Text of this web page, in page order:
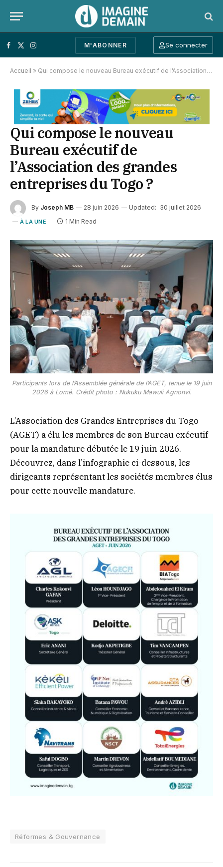
Facebook
X (Twitter)
Instagram
M'ABONNER Se connecter
Accueil » Qui compose le nouveau Bureau exécutif de l’Association des grandes entreprises du Togo ?
Qui compose le nouveau
Bureau exécutif de
l’Association des grandes
entreprises du Togo ?
By Joseph MB 28 juin 2026 Updated: 30 juillet 2026
À LA UNE 1 Min Read
Participants lors de l’Assemblée générale de l’AGET, tenue le 19 juin
2026 à Lomé. Crédit photo : Nukuku Mawuli Agnonvi.
L’Association des Grandes Entreprises du Togo
(AGET) a élu les membres de son Bureau exécutif
pour la mandature débutée le 19 juin 2026.
Découvrez, dans l’infographie ci-dessous, les
dirigeants représentant les sociétés membres élus
pour cette nouvelle mandature.
Réformes & Gouvernance